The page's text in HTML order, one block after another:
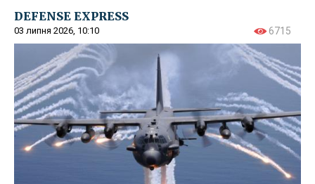
DEFENSE EXPRESS
03 липня 2026, 10:10 6715